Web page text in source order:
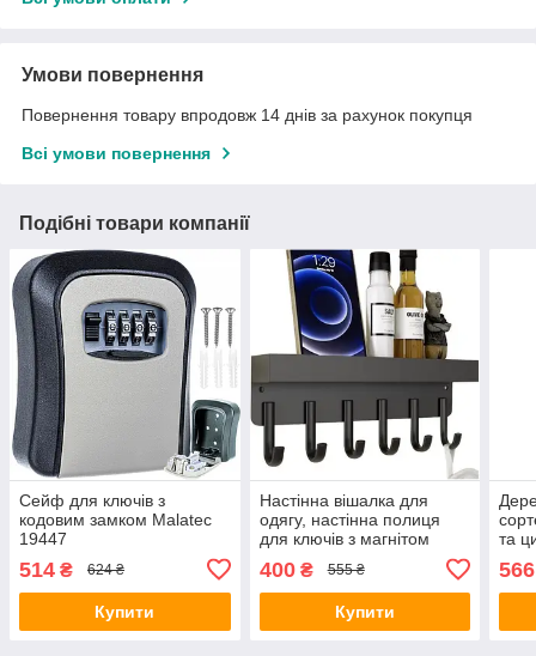
Умови повернення
Повернення товару впродовж 14 днів за рахунок покупця
Всі умови повернення
Подібні товари компанії
Сейф для ключів з
кодовим замком Malatec
19447
514 ₴ 624 ₴
Купити
Настінна вішалка для
одягу, настінна полиця
для ключів з магнітом
400₴ 555 ₴
Купити
та
566